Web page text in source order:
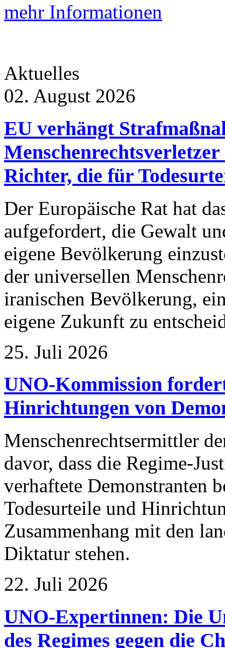
mehr Informationen
Aktuelles
02. August 2026
EU verhängt
Richter, die für
Der Europäische Rat hat
aufgefordert, die Gewalt
eigene Bevölkerung
der universellen
iranischen Bevölkerung,
eigene Zukunft zu
25. Juli 2026
UNO-Kommission
Hinrichtungen von
Menschenrechtsermittler
davor, dass die Regime-
verhaftete Demonstranten
Todesurteile und
Zusammenhang mit den
Diktatur stehen.
22. Juli 2026
UNO-Expertinnen: Die
des Regimes gegen die